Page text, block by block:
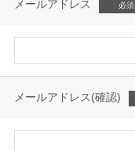
メールアドレス
メールアドレス(確認)